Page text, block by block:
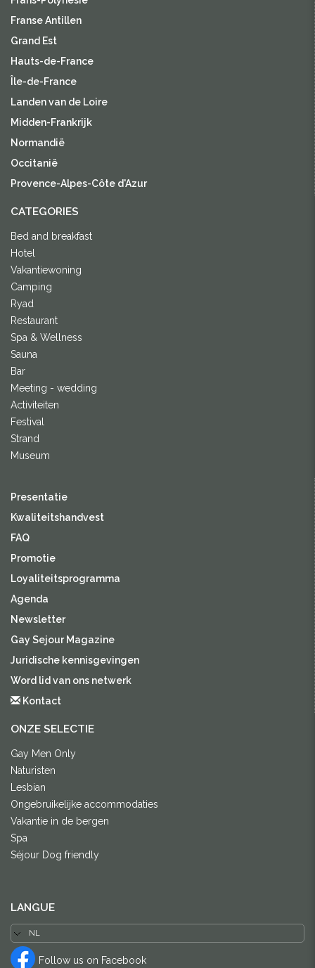
Franse Antillen
Grand Est
Hauts-de-France
Île-de-France
Landen van de Loire
Midden-Frankrijk
Normandië
Occitanië
Provence-Alpes-Côte d'Azur
CATEGORIES
Bed and breakfast
Hotel
Vakantiewoning
Camping
Ryad
Restaurant
Spa & Wellness
Sauna
Bar
Meeting - wedding
Activiteiten
Festival
Strand
Museum
Presentatie
Kwaliteitshandvest
FAQ
Promotie
Loyaliteitsprogramma
Agenda
Newsletter
Gay Sejour Magazine
Juridische kennisgevingen
Word lid van ons netwerk
Kontact
ONZE SELECTIE
Gay Men Only
Naturisten
Lesbian
Ongebruikelijke accommodaties
Vakantie in de bergen
Spa
Séjour Dog friendly
LANGUE
Follow us on Facebook